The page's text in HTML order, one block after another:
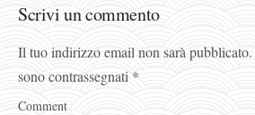
Scrivi un commento
Il tuo indirizzo email non sarà pubblicato.
sono contrassegnati *
Comment